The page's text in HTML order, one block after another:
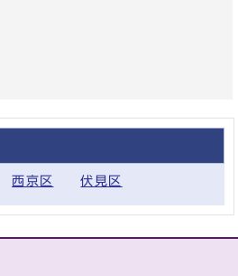
西京区 伏見区